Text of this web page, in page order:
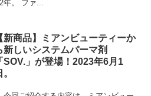
。 ファ...
新商品】ミアンビューティーか
新しいシステムパーマ剤
SOV.」が登場！2023年6月1
。